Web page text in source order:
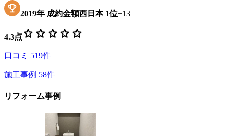
2019年 成約金額西日本 1位+13
4.3点 star star star star star
口コミ 519件
施工事例 58件
リフォーム事例